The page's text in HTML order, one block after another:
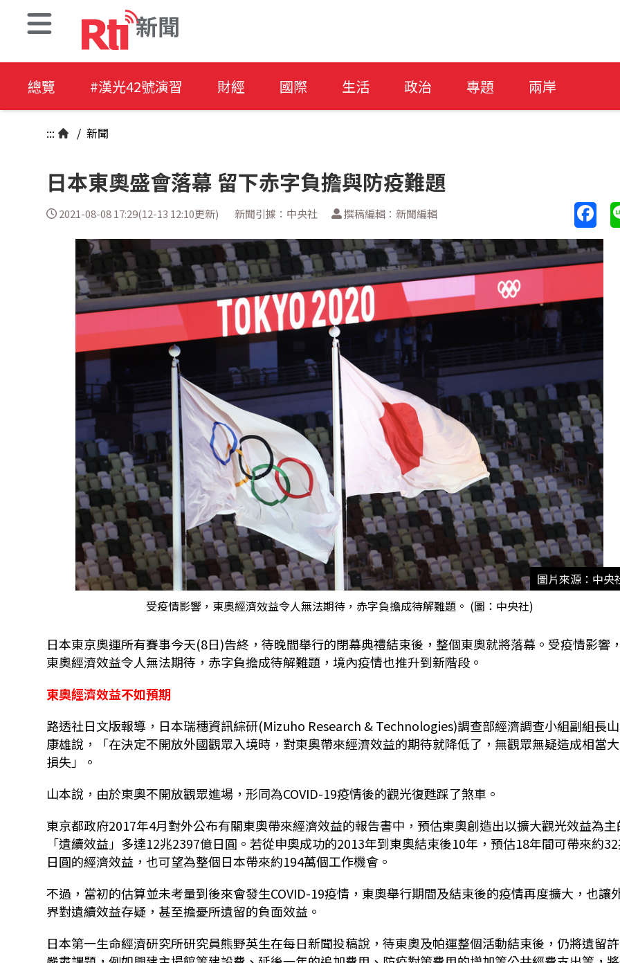
新聞
總覽 #漢光42號演習 財經 國際 生活 政治 專題 兩岸
::: / 新聞
日本東奧盛會落幕 留下赤字負擔與防疫難題
2021-08-08 17:29(12-13 12:10更新) 新聞引據：中央社 撰稿編輯：新聞編輯
圖片來源：中央
受疫情影響，東奧經濟效益令人無法期待，赤字負擔成待解難題。 (圖：中央社)
日本東京奧運所有賽事今天(8日)告終，待晚間舉行的閉幕典禮結束後，整個東奧就將落幕。受疫情影響，
東奧經濟效益令人無法期待，赤字負擔成待解難題，境內疫情也推升到新階段。
東奧經濟效益不如預期
路透社日文版報導，日本瑞穗資訊綜研(Mizuho Research & Technologies)調查部經濟調查小組副組長
康雄說，「在決定不開放外國觀眾入境時，對東奧帶來經濟效益的期待就降低了，無觀眾無疑造成相當
損失」。
山本說，由於東奧不開放觀眾進場，形同為COVID-19疫情後的觀光復甦踩了煞車。
東京都政府2017年4月對外公布有關東奧帶來經濟效益的報告書中，預估東奧創造出以擴大觀光效益為主
「遺續效益」多達12兆2397億日圓。若從申奧成功的2013年到東奧結束後10年，預估18年間可帶來約
日圓的經濟效益，也可望為整個日本帶來約194萬個工作機會。
不過，當初的估算並未考量到後來會發生COVID-19疫情，東奧舉行期間及結束後的疫情再度擴大，也讓
界對遺續效益存疑，甚至擔憂所遺留的負面效益。
日本第一生命經濟研究所研究員熊野英生在每日新聞投稿說，待東奧及帕運整個活動結束後，仍將遺留